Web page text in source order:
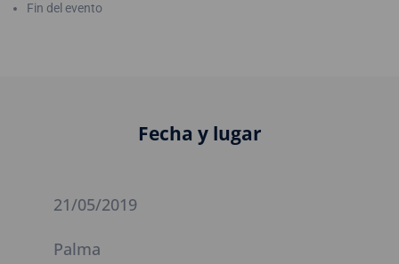
Fin del evento
Fecha y lugar
21/05/2019
Palma